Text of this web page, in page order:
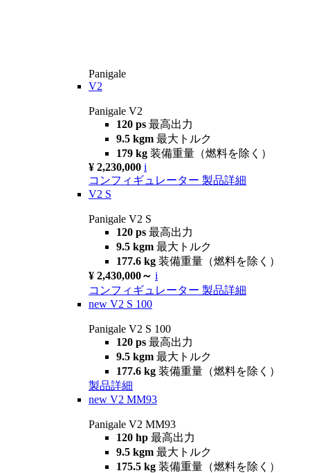
Panigale
V2
Panigale V2
120 ps 最高出力
9.5 kgm 最大トルク
179 kg 装備重量（燃料を除く）
¥ 2,230,000 i
コンフィギュレーター 製品詳細
V2 S
Panigale V2 S
120 ps 最高出力
9.5 kgm 最大トルク
177.6 kg 装備重量（燃料を除く）
¥ 2,430,000～ i
コンフィギュレーター 製品詳細
new V2 S 100
Panigale V2 S 100
120 ps 最高出力
9.5 kgm 最大トルク
177.6 kg 装備重量（燃料を除く）
製品詳細
new V2 MM93
Panigale V2 MM93
120 hp 最高出力
9.5 kgm 最大トルク
175.5 kg 装備重量（燃料を除く）